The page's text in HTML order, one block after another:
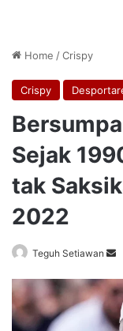
Home /Crispy
Crispy
Sejak
tak
2022
Teguh Setiawan